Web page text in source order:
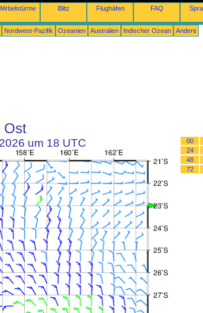
Blitz Flughäfen FAQ
Nordwest-Pazifik Ozeanien Australien Indischer Ozean Andere
Ost
um 18 UTC 00
24
48
72